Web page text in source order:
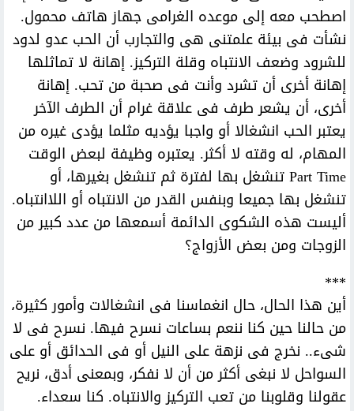
اصطحب معه إلى موعده الغرامى جهاز هاتف محمول.
نشأت فى بيئة علمتنى هى والتجارب أن الحب عدو لدود
للشرود وضعف الانتباه وقلة التركيز. إهانة لا تماثلها
إهانة أخرى أن تشرد وأنت فى صحبة من تحب. إهانة
أخرى، أن يشعر طرف فى علاقة غرام أن الطرف الآخر
يعتبر الحب انشغالا أو واجبا يؤديه مثلما يؤدى غيره من
المهام، له وقته لا أكثر. يعتبره وظيفة لبعض الوقت
Part Time تنشغل بها لفترة ثم تنشغل بغيرها، أو
تنشغل بها جميعا وبنفس القدر من الانتباه أو اللاانتباه.
أليست هذه الشكوى الدائمة أسمعها من عدد كبير من
الزوجات ومن بعض الأزواج؟
***
أين هذا الحال، حال انغماسنا فى انشغالات وأمور كثيرة،
من حالنا حين كنا ننعم بساعات نسرح فيها. نسرح فى لا
شىء.. نخرج فى نزهة على النيل أو فى الحدائق أو على
السواحل لا نبغى أكثر من أن لا نفكر، وبمعنى أدق، نريح
عقولنا وقلوبنا من تعب التركيز والانتباه. كنا سعداء.